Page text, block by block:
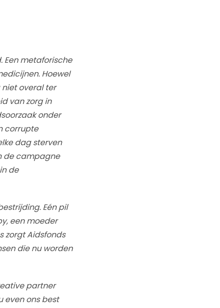
Een metaforische
Hoewel
overal ter
van zorg in
onder
corrupte
dag sterven
de campagne
de
Eén pil
een moeder
zorgt Aidsfonds
die nu worden
partner
even ons best